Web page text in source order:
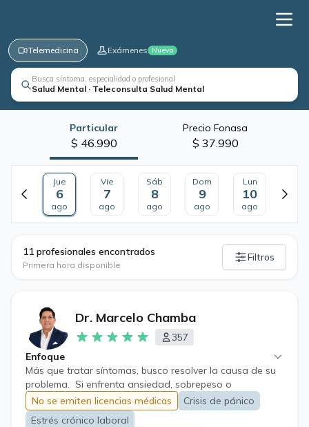
Telemedicina Exámenes Nuevo
Busca síntoma, especialidad o profesional
Salud Mental · Teleconsulta Salud Mental
Particular
$ 46.990
Precio Fonasa
$ 37.990
Jue
6
ago
Vie
7
ago
Sáb
8
ago
Dom
9
ago
Lun
10
ago
11 profesionales encontrados
Primera hora disponible
Filtros
Dr. Marcelo Chamba
357
Enfoque
Más que tratar síntomas, busco resolver la causa de su
problema. Si enfrenta ansiedad, sobrepeso o
enfermedades crónicas, trabajaremos con un plan
médico integral, personalizado y basado en evidencia.
No se emiten licencias médicas
Crisis de pánico
Estrés crónico laboral